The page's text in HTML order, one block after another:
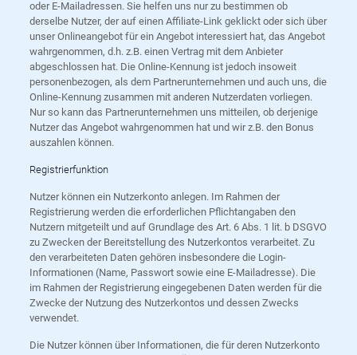
oder E-Mailadressen. Sie helfen uns nur zu bestimmen ob
derselbe Nutzer, der auf einen Affiliate-Link geklickt oder sich über
unser Onlineangebot für ein Angebot interessiert hat, das Angebot
wahrgenommen, d.h. z.B. einen Vertrag mit dem Anbieter
abgeschlossen hat. Die Online-Kennung ist jedoch insoweit
personenbezogen, als dem Partnerunternehmen und auch uns, die
Online-Kennung zusammen mit anderen Nutzerdaten vorliegen.
Nur so kann das Partnerunternehmen uns mitteilen, ob derjenige
Nutzer das Angebot wahrgenommen hat und wir z.B. den Bonus
auszahlen können.
Registrierfunktion
Nutzer können ein Nutzerkonto anlegen. Im Rahmen der
Registrierung werden die erforderlichen Pflichtangaben den
Nutzern mitgeteilt und auf Grundlage des Art. 6 Abs. 1 lit. b DSGVO
zu Zwecken der Bereitstellung des Nutzerkontos verarbeitet. Zu
den verarbeiteten Daten gehören insbesondere die Login-
Informationen (Name, Passwort sowie eine E-Mailadresse). Die
im Rahmen der Registrierung eingegebenen Daten werden für die
Zwecke der Nutzung des Nutzerkontos und dessen Zwecks
verwendet.
Die Nutzer können über Informationen, die für deren Nutzerkonto